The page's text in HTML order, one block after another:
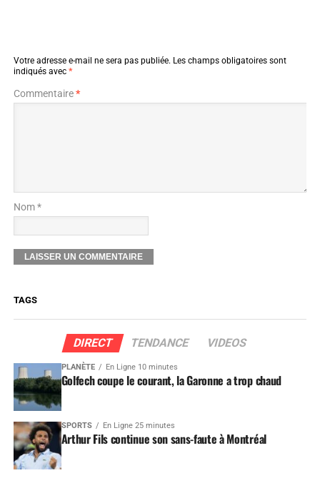
Votre adresse e-mail ne sera pas publiée. Les champs obligatoires sont
indiqués avec *
Commentaire*
Nom *
TAGS
DIRECT TENDANCE VIDEOS
PLANÈTE En Ligne 10 minutes
Golfech coupe le courant, la Garonne a trop chaud
SPORTS En Ligne 25 minutes
Arthur Fils continue son sans-faute à Montréal